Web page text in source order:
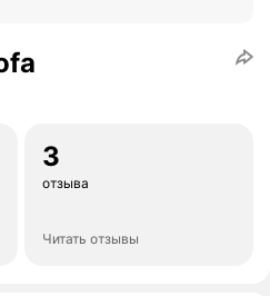
3
отзыва
Читать отзывы